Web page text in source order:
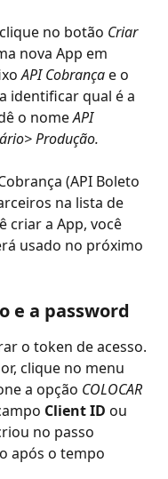
no botão Criar
nova App em
API Cobrançae o
identificar qual é a
o nome API
Produção.
(API Boleto
na lista de
criar a App, você
usado no próximo
e a password
o token de acesso.
clique no menu
a opção COLOCAR
Client ID ou
no passo
após o tempo